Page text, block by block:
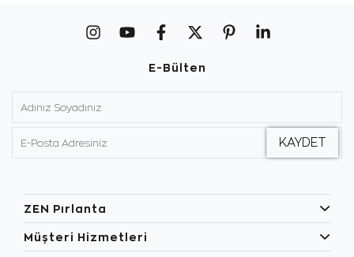
E-Bülten
ZEN Pırlanta
Müşteri Hizmetleri